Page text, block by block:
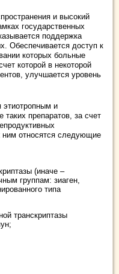
и высокий
государственных
поддержка
Обеспечивается доступ к
которых больные
которой в некоторой
улучшается уровень
этиотропным и
таких препаратов, за счет
ним относятся следующие
(иначе –
группам: зиаген,
типа
транскриптазы